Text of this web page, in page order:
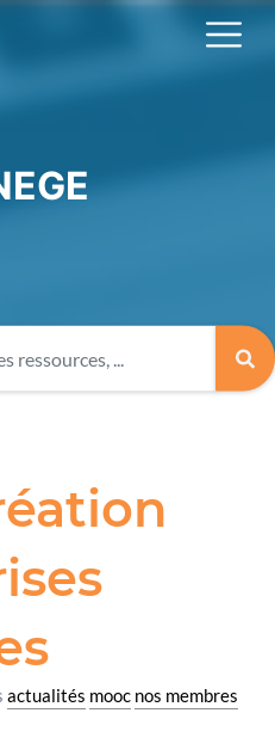
actualités mooc nos membres